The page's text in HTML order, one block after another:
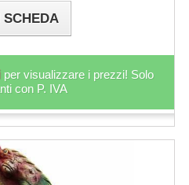
SCHEDA
per visualizzare i prezzi! Solo
con P. IVA